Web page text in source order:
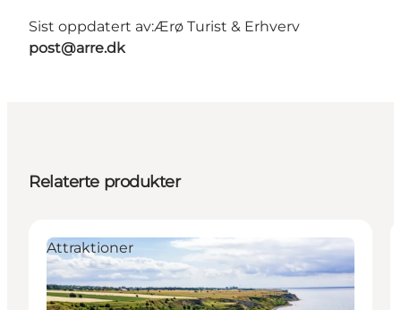
Sist oppdatert av:Ærø Turist & Erhverv
post@arre.dk
Relaterte produkter
Attraktioner